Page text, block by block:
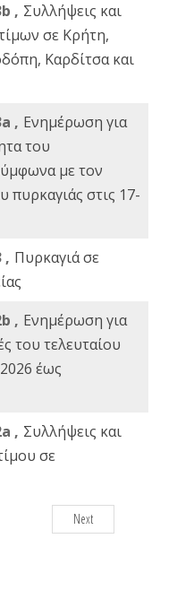
, Συλλήψεις και
σε Κρήτη,
Καρδίτσα και
, Ενημέρωση για
του
με τον
πυρκαγιάς στις 17-
, Πυρκαγιά σε
, Ενημέρωση για
του τελευταίου
έως
, Συλλήψεις και
σε
Next